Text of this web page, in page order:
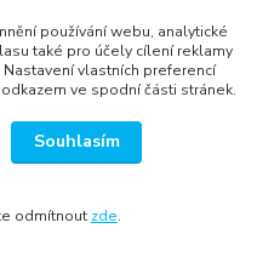
5mm control line modrá
skladem
do košíku
používání webu, analytické
také pro účely cílení reklamy
vlastních preferencí
ve spodní části stránek.
Souhlasím
odmítnout zde.